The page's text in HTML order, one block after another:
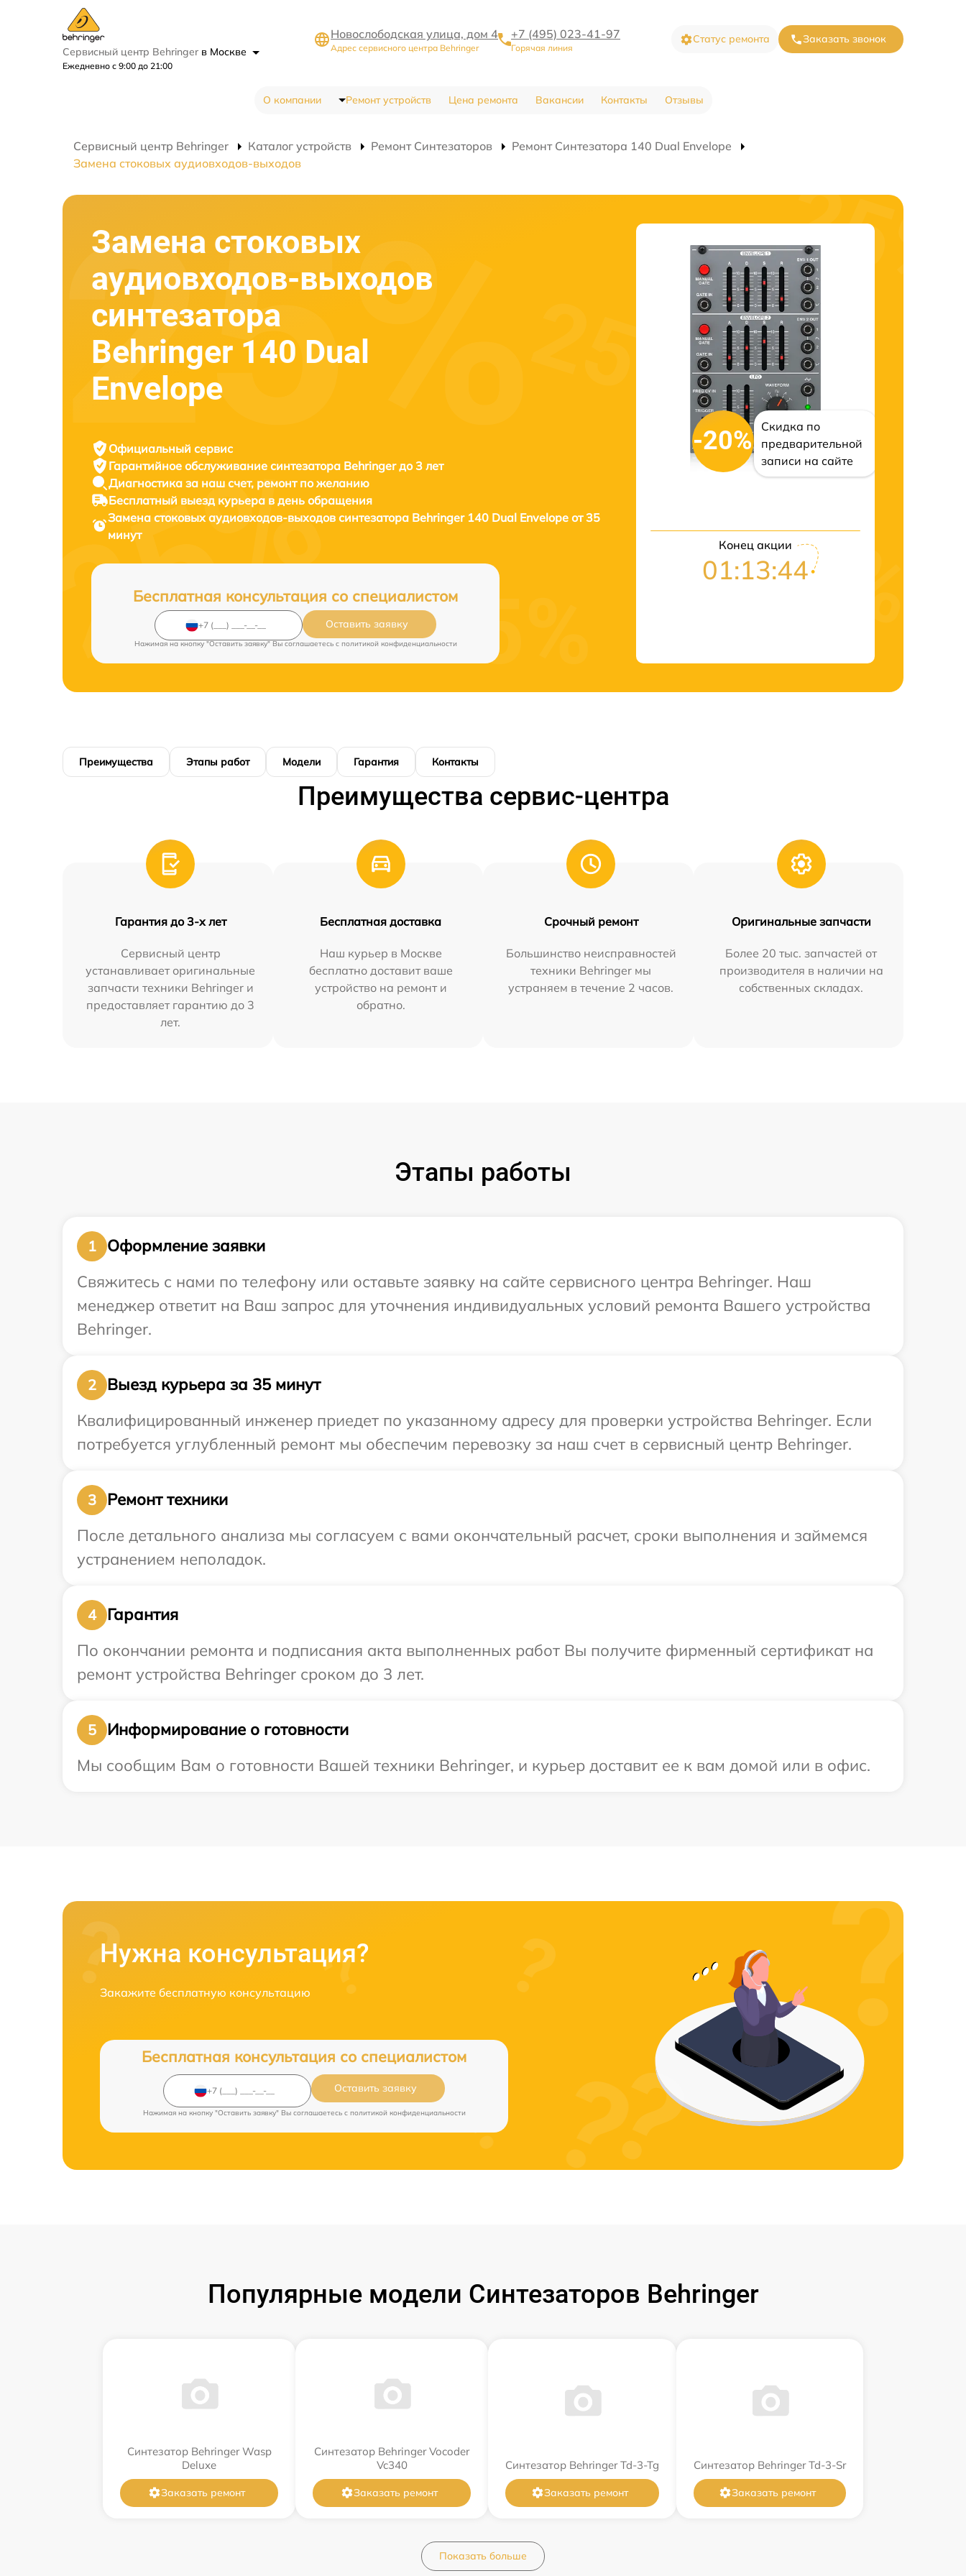
Сервисный центр Behringer в Москве
Ежедневно с 9:00 до 21:00
Новослободская улица, дом 4
Адрес сервисного центра Behringer
+7 (495) 023-41-97
Горячая линия
Статус ремонта Заказать звонок
О компании Ремонт устройств Цена ремонта Вакансии Контакты Отзывы
Сервисный центр Behringer Каталог устройств Ремонт Синтезаторов
Ремонт Синтезатора 140 Dual Envelope
Замена стоковых аудиовходов-выходов
Замена стоковых
аудиовходов-выходов
синтезатора
Behringer 140 Dual
Envelope
Официальный сервис
Гарантийное обслуживание синтезатора Behringer до 3 лет
Диагностика за наш счет, ремонт по желанию
Бесплатный выезд курьера в день обращения
Замена стоковых аудиовходов-выходов синтезатора Behringer 140 Dual Envelope от 35
минут
Бесплатная консультация со специалистом
Оставить заявку
Нажимая на кнопку "Оставить заявку" Вы соглашаетесь c политикой конфиденциальности
-20%
Скидка по
предварительной
записи на сайте
Конец акции
01:13:43
Преимущества Этапы работ Модели Гарантия Контакты
Преимущества сервис-центра
Гарантия до 3-х лет
Сервисный центр
устанавливает оригинальные
запчасти техники Behringer и
предоставляет гарантию до 3
лет.
Бесплатная доставка
Наш курьер в Москве
бесплатно доставит ваше
устройство на ремонт и
обратно.
Срочный ремонт
Большинство неисправностей
техники Behringer мы
устраняем в течение 2 часов.
Оригинальные запчасти
Более 20 тыс. запчастей от
производителя в наличии на
собственных складах.
Этапы работы
1
Оформление заявки
Свяжитесь с нами по телефону или оставьте заявку на сайте сервисного центра Behringer. Наш
менеджер ответит на Ваш запрос для уточнения индивидуальных условий ремонта Вашего устройства
Behringer.
2
Выезд курьера за 35 минут
Квалифицированный инженер приедет по указанному адресу для проверки устройства Behringer. Если
потребуется углубленный ремонт мы обеспечим перевозку за наш счет в сервисный центр Behringer.
3
Ремонт техники
После детального анализа мы согласуем с вами окончательный расчет, сроки выполнения и займемся
устранением неполадок.
4
Гарантия
По окончании ремонта и подписания акта выполненных работ Вы получите фирменный сертификат на
ремонт устройства Behringer сроком до 3 лет.
5
Информирование о готовности
Мы сообщим Вам о готовности Вашей техники Behringer, и курьер доставит ее к вам домой или в офис.
Нужна консультация?
Закажите бесплатную консультацию
Бесплатная консультация со специалистом
Оставить заявку
Нажимая на кнопку "Оставить заявку" Вы соглашаетесь c политикой конфиденциальности
Популярные модели Синтезаторов Behringer
Синтезатор Behringer Wasp
Deluxe
Заказать ремонт
Синтезатор Behringer Vocoder
Vc340
Заказать ремонт
Синтезатор Behringer Td-3-Tg
Заказать ремонт
Синтезатор Behringer Td-3-Sr
Заказать ремонт
Показать больше